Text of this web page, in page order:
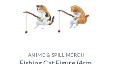
ANIME & SPILL MERCH